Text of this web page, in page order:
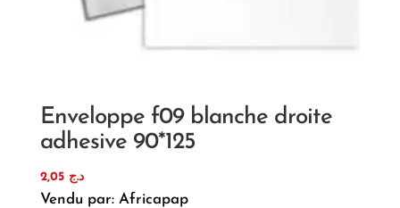
Enveloppe f09 blanche droite
adhesive 90*125
د.ج 2,05
Vendu par: Africapap